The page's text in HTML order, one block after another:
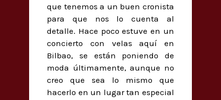
que tenemos a un buen cronista
para que nos lo cuenta al
detalle. Hace poco estuve en un
concierto con velas aquí en
Bilbao, se están poniendo de
moda últimamente, aunque no
creo que sea lo mismo que
hacerlo en un lugar tan especial